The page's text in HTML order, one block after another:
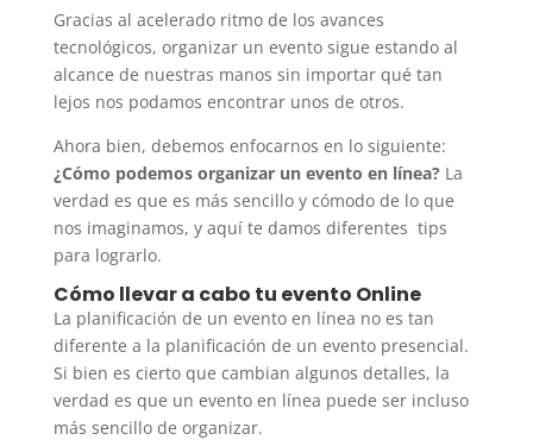
Gracias al acelerado ritmo de los avances
tecnológicos, organizar un evento sigue estando al
alcance de nuestras manos sin importar qué tan
lejos nos podamos encontrar unos de otros.
Ahora bien, debemos enfocarnos en lo siguiente:
¿Cómo podemos organizar un evento en línea?La
verdad es que es más sencillo y cómodo de lo que
nos imaginamos, y aquí te damos diferentes tips
para lograrlo.
Cómo llevar a cabo tu evento Online
La planificación de un evento en línea no es tan
diferente a la planificación de un evento presencial.
Si bien es cierto que cambian algunos detalles, la
verdad es que un evento en línea puede ser incluso
más sencillo de organizar.